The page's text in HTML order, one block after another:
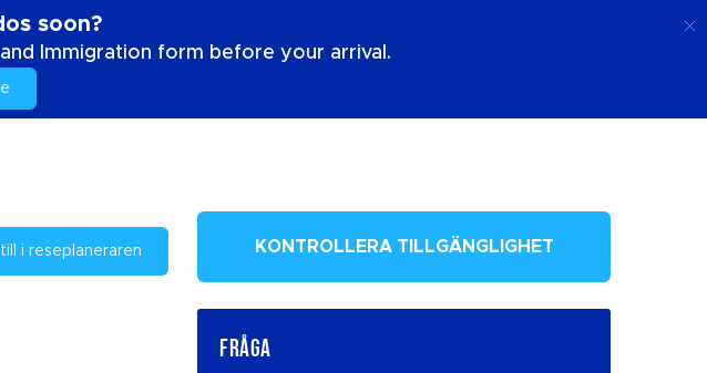
soon?
Immigration form before your arrival.
i reseplaneraren KONTROLLERA TILLGÄNGLIGHET
FRÅGA